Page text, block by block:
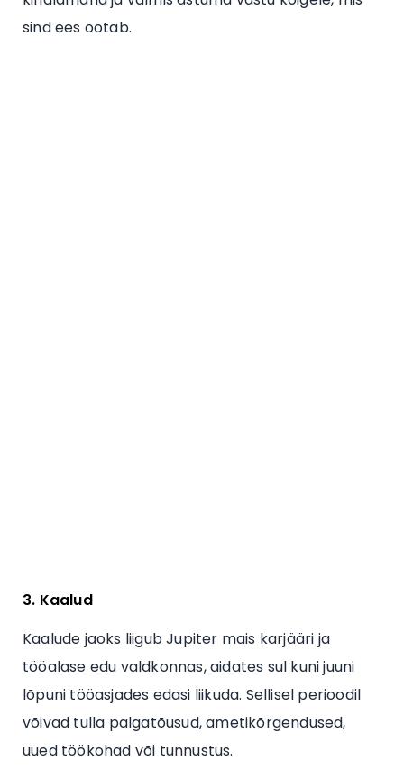
sind ees ootab.
3. Kaalud
Kaalude jaoks liigub Jupiter mais karjääri ja
tööalase edu valdkonnas, aidates sul kuni juuni
lõpuni tööasjades edasi liikuda. Sellisel perioodil
võivad tulla palgatõusud, ametikõrgendused,
uued töökohad või tunnustus.